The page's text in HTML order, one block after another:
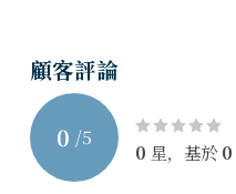
顧客評論
0 /5
0 星，基於0